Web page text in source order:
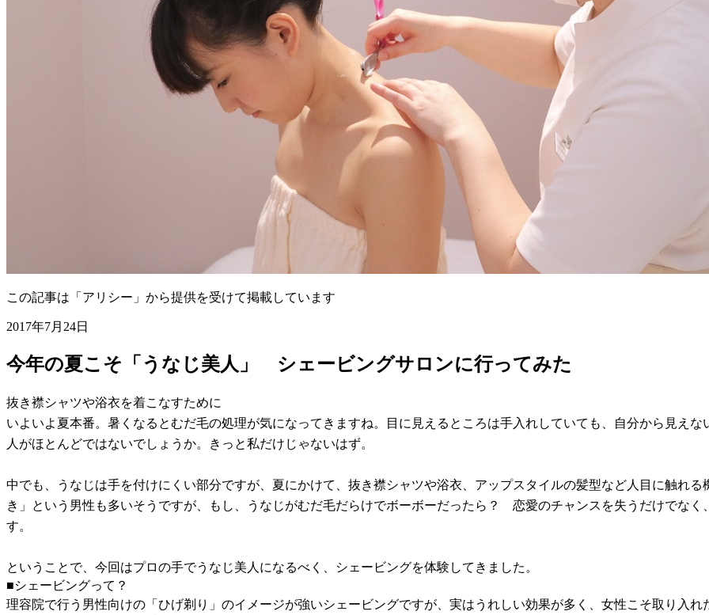
この記事は「アリシー」から提供を受けて掲載しています
2017年7月24日
今年の夏こそ「うなじ美人」 シェービングサロンに行ってみた
抜き襟シャツや浴衣を着こなすために
いよいよ夏本番。暑くなるとむだ毛の処理が気になってきますね。目に見えるところは手入れしていても、自分から見え
人がほとんどではないでしょうか。きっと私だけじゃないはず。
中でも、うなじは手を付けにくい部分ですが、夏にかけて、抜き襟シャツや浴衣、アップスタイルの髪型など人目に触れ
き」という男性も多いそうですが、もし、うなじがむだ毛だらけでボーボーだったら？ 恋愛のチャンスを失うだけでなく
す。
ということで、今回はプロの手でうなじ美人になるべく、シェービングを体験してきました。
■シェービングって？
理容院で行う男性向けの「ひげ剃り」のイメージが強いシェービングですが、実はうれしい効果が多く、女性こそ取り入